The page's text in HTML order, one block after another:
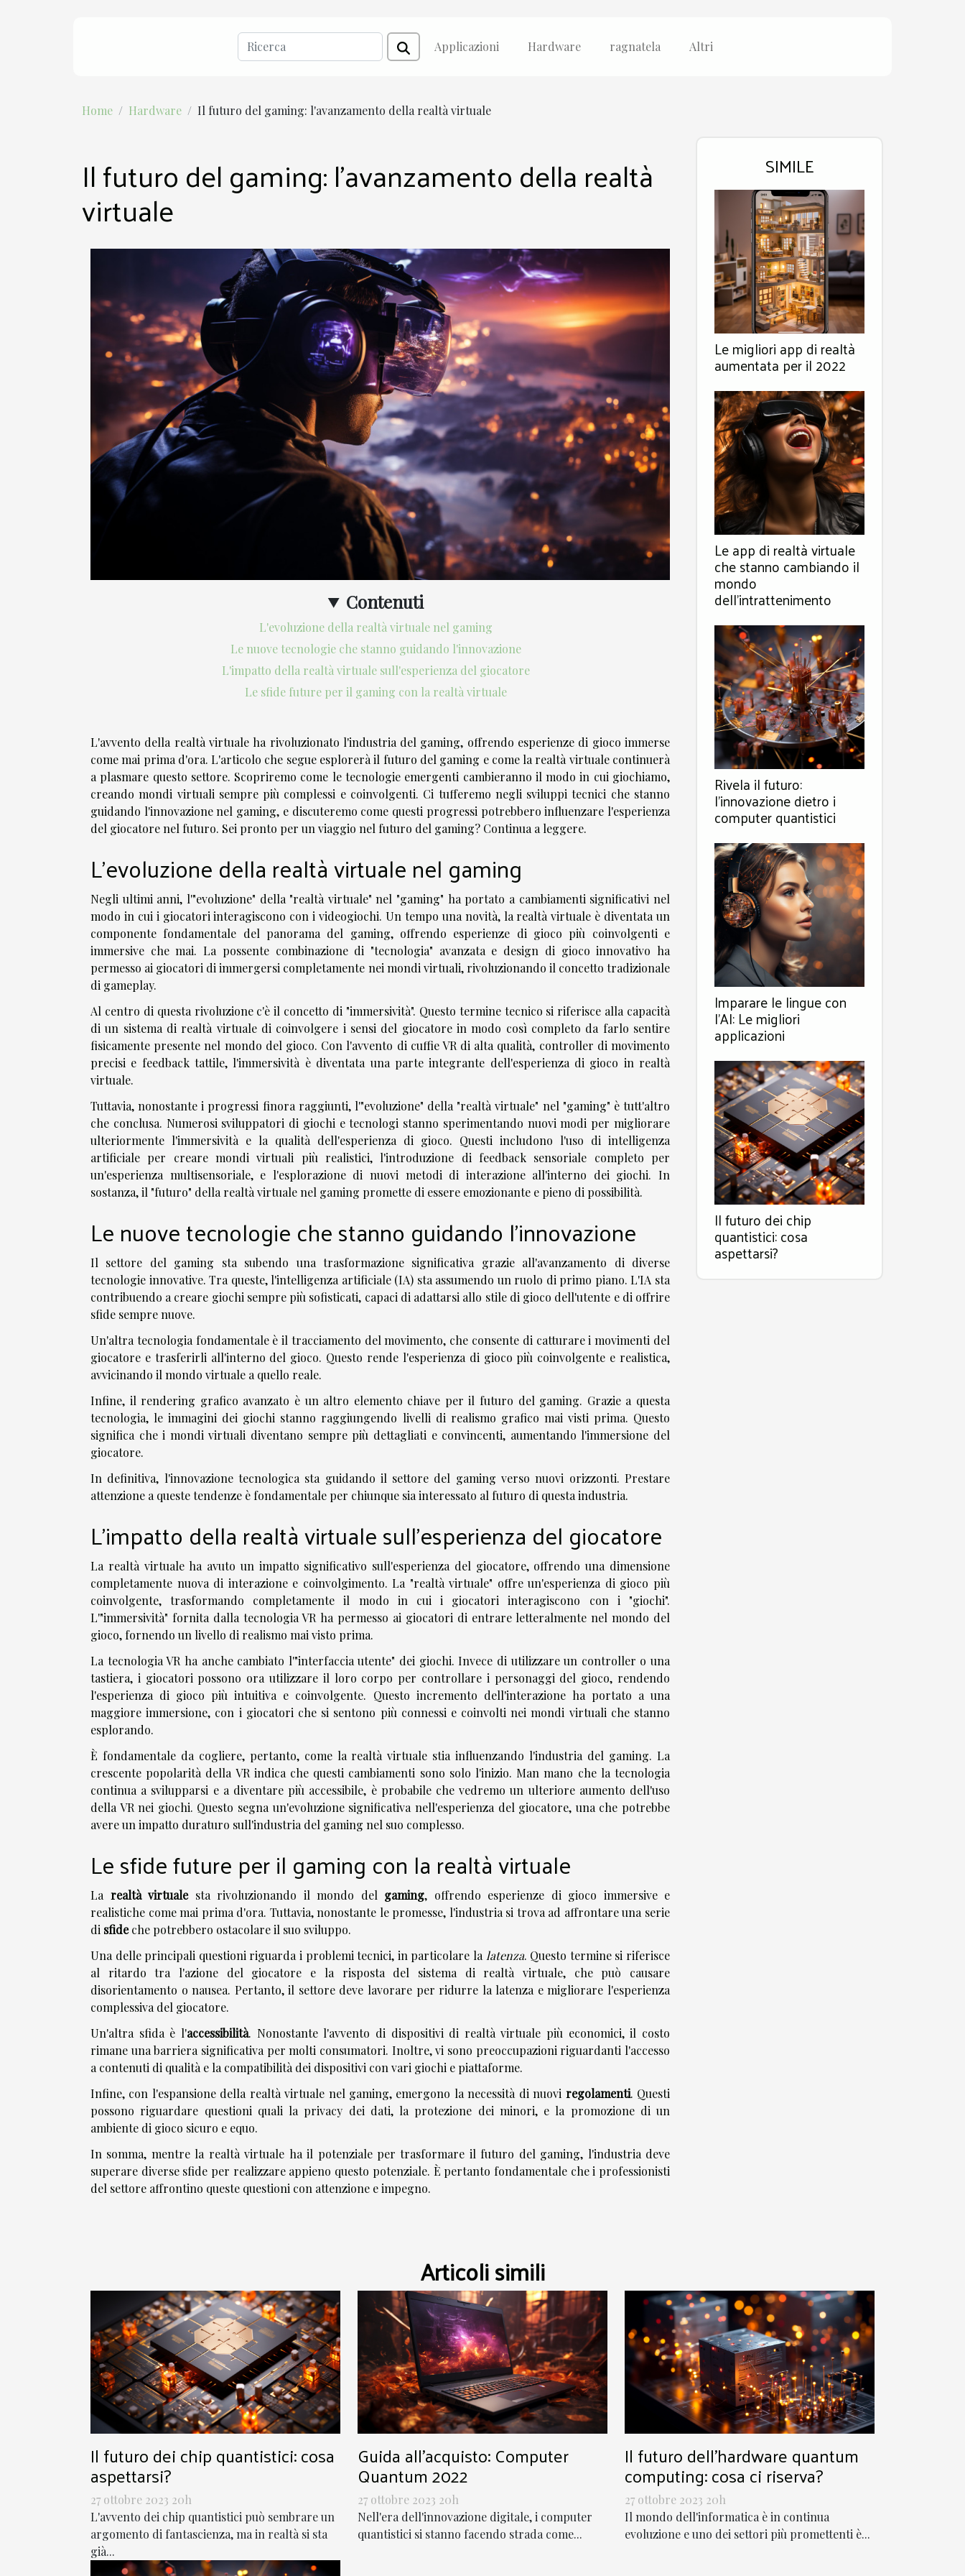
Applicazioni Hardware ragnatela Altri
Home Hardware Il futuro del gaming: l'avanzamento della realtà virtuale
Il futuro del gaming: l'avanzamento della realtà
virtuale
Contenuti
L'evoluzione della realtà virtuale nel gaming
Le nuove tecnologie che stanno guidando l'innovazione
L'impatto della realtà virtuale sull'esperienza del giocatore
Le sfide future per il gaming con la realtà virtuale
L'avvento della realtà virtuale ha rivoluzionato l'industria del gaming, offrendo esperienze di gioco immerse
come mai prima d'ora. L'articolo che segue esplorerà il futuro del gaming e come la realtà virtuale continuerà
a plasmare questo settore. Scopriremo come le tecnologie emergenti cambieranno il modo in cui giochiamo,
creando mondi virtuali sempre più complessi e coinvolgenti. Ci tufferemo negli sviluppi tecnici che stanno
guidando l'innovazione nel gaming, e discuteremo come questi progressi potrebbero influenzare l'esperienza
del giocatore nel futuro. Sei pronto per un viaggio nel futuro del gaming? Continua a leggere.
L'evoluzione della realtà virtuale nel gaming
Negli ultimi anni, l'"evoluzione" della "realtà virtuale" nel "gaming" ha portato a cambiamenti significativi nel
modo in cui i giocatori interagiscono con i videogiochi. Un tempo una novità, la realtà virtuale è diventata un
componente fondamentale del panorama del gaming, offrendo esperienze di gioco più coinvolgenti e
immersive che mai. La possente combinazione di "tecnologia" avanzata e design di gioco innovativo ha
permesso ai giocatori di immergersi completamente nei mondi virtuali, rivoluzionando il concetto tradizionale
di gameplay.
Al centro di questa rivoluzione c'è il concetto di "immersività". Questo termine tecnico si riferisce alla capacità
di un sistema di realtà virtuale di coinvolgere i sensi del giocatore in modo così completo da farlo sentire
fisicamente presente nel mondo del gioco. Con l'avvento di cuffie VR di alta qualità, controller di movimento
precisi e feedback tattile, l'immersività è diventata una parte integrante dell'esperienza di gioco in realtà
virtuale.
Tuttavia, nonostante i progressi finora raggiunti, l'"evoluzione" della "realtà virtuale" nel "gaming" è tutt'altro
che conclusa. Numerosi sviluppatori di giochi e tecnologi stanno sperimentando nuovi modi per migliorare
ulteriormente l'immersività e la qualità dell'esperienza di gioco. Questi includono l'uso di intelligenza
artificiale per creare mondi virtuali più realistici, l'introduzione di feedback sensoriale completo per
un'esperienza multisensoriale, e l'esplorazione di nuovi metodi di interazione all'interno dei giochi. In
sostanza, il "futuro" della realtà virtuale nel gaming promette di essere emozionante e pieno di possibilità.
Le nuove tecnologie che stanno guidando l'innovazione
Il settore del gaming sta subendo una trasformazione significativa grazie all'avanzamento di diverse
tecnologie innovative. Tra queste, l'intelligenza artificiale (IA) sta assumendo un ruolo di primo piano. L'IA sta
contribuendo a creare giochi sempre più sofisticati, capaci di adattarsi allo stile di gioco dell'utente e di offrire
sfide sempre nuove.
Un'altra tecnologia fondamentale è il tracciamento del movimento, che consente di catturare i movimenti del
giocatore e trasferirli all'interno del gioco. Questo rende l'esperienza di gioco più coinvolgente e realistica,
avvicinando il mondo virtuale a quello reale.
Infine, il rendering grafico avanzato è un altro elemento chiave per il futuro del gaming. Grazie a questa
tecnologia, le immagini dei giochi stanno raggiungendo livelli di realismo grafico mai visti prima. Questo
significa che i mondi virtuali diventano sempre più dettagliati e convincenti, aumentando l'immersione del
giocatore.
In definitiva, l'innovazione tecnologica sta guidando il settore del gaming verso nuovi orizzonti. Prestare
attenzione a queste tendenze è fondamentale per chiunque sia interessato al futuro di questa industria.
L'impatto della realtà virtuale sull'esperienza del giocatore
La realtà virtuale ha avuto un impatto significativo sull'esperienza del giocatore, offrendo una dimensione
completamente nuova di interazione e coinvolgimento. La "realtà virtuale" offre un'esperienza di gioco più
coinvolgente, trasformando completamente il modo in cui i giocatori interagiscono con i "giochi".
L'"immersività" fornita dalla tecnologia VR ha permesso ai giocatori di entrare letteralmente nel mondo del
gioco, fornendo un livello di realismo mai visto prima.
La tecnologia VR ha anche cambiato l'"interfaccia utente" dei giochi. Invece di utilizzare un controller o una
tastiera, i giocatori possono ora utilizzare il loro corpo per controllare i personaggi del gioco, rendendo
l'esperienza di gioco più intuitiva e coinvolgente. Questo incremento dell'interazione ha portato a una
maggiore immersione, con i giocatori che si sentono più connessi e coinvolti nei mondi virtuali che stanno
esplorando.
È fondamentale da cogliere, pertanto, come la realtà virtuale stia influenzando l'industria del gaming. La
crescente popolarità della VR indica che questi cambiamenti sono solo l'inizio. Man mano che la tecnologia
continua a svilupparsi e a diventare più accessibile, è probabile che vedremo un ulteriore aumento dell'uso
della VR nei giochi. Questo segna un'evoluzione significativa nell'esperienza del giocatore, una che potrebbe
avere un impatto duraturo sull'industria del gaming nel suo complesso.
Le sfide future per il gaming con la realtà virtuale
La realtà virtualesta rivoluzionando il mondo del gaming, offrendo esperienze di gioco immersive e
realistiche come mai prima d'ora. Tuttavia, nonostante le promesse, l'industria si trova ad affrontare una serie
di sfideche potrebbero ostacolare il suo sviluppo.
Una delle principali questioni riguarda i problemi tecnici, in particolare la latenza. Questo termine si riferisce
al ritardo tra l'azione del giocatore e la risposta del sistema di realtà virtuale, che può causare
disorientamento o nausea. Pertanto, il settore deve lavorare per ridurre la latenza e migliorare l'esperienza
complessiva del giocatore.
Un'altra sfida è l'accessibilità. Nonostante l'avvento di dispositivi di realtà virtuale più economici, il costo
rimane una barriera significativa per molti consumatori. Inoltre, vi sono preoccupazioni riguardanti l'accesso
a contenuti di qualità e la compatibilità dei dispositivi con vari giochi e piattaforme.
Infine, con l'espansione della realtà virtuale nel gaming, emergono la necessità di nuovi regolamenti. Questi
possono riguardare questioni quali la privacy dei dati, la protezione dei minori, e la promozione di un
ambiente di gioco sicuro e equo.
In somma, mentre la realtà virtuale ha il potenziale per trasformare il futuro del gaming, l'industria deve
superare diverse sfide per realizzare appieno questo potenziale. È pertanto fondamentale che i professionisti
del settore affrontino queste questioni con attenzione e impegno.
SIMILE
Le migliori app di realtà
aumentata per il 2022
Le app di realtà virtuale
che stanno cambiando il
mondo
dell'intrattenimento
Rivela il futuro:
l'innovazione dietro i
computer quantistici
Imparare le lingue con
l'AI: Le migliori
applicazioni
Il futuro dei chip
quantistici: cosa
aspettarsi?
Articoli simili
Il futuro dei chip quantistici: cosa
aspettarsi?
27 ottobre 2023 20h
L'avvento dei chip quantistici può sembrare un
argomento di fantascienza, ma in realtà si sta
già...
Guida all'acquisto: Computer
Quantum 2022
27 ottobre 2023 20h
Nell'era dell'innovazione digitale, i computer
quantistici si stanno facendo strada come...
Il futuro dell'hardware quantum
computing: cosa ci riserva?
27 ottobre 2023 20h
Il mondo dell'informatica è in continua
evoluzione e uno dei settori più promettenti è...